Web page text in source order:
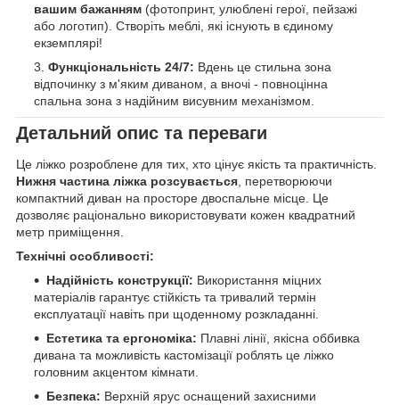
вашим бажанням (фотопринт, улюблені герої, пейзажі
або логотип). Створіть меблі, які існують в єдиному
екземплярі!
Функціональність 24/7: Вдень це стильна зона
відпочинку з м'яким диваном, а вночі - повноцінна
спальна зона з надійним висувним механізмом.
Детальний опис та переваги
Це ліжко розроблене для тих, хто цінує якість та практичність.
Нижня частина ліжка розсувається, перетворюючи
компактний диван на просторе двоспальне місце. Це
дозволяє раціонально використовувати кожен квадратний
метр приміщення.
Технічні особливості:
Надійність конструкції: Використання міцних
матеріалів гарантує стійкість та тривалий термін
експлуатації навіть при щоденному розкладанні.
Естетика та ергономіка: Плавні лінії, якісна оббивка
дивана та можливість кастомізації роблять це ліжко
головним акцентом кімнати.
Безпека: Верхній ярус оснащений захисними